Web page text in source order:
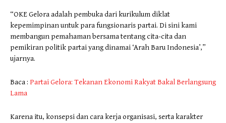
“OKE Gelora adalah pembuka dari kurikulum diklat
kepemimpinan untuk para fungsionaris partai. Di sini kami
membangun pemahaman bersama tentang cita-cita dan
pemikiran politik partai yang dinamai ‘Arah Baru Indonesia’,”
ujarnya.
Baca : Partai Gelora: Tekanan Ekonomi Rakyat Bakal Berlangsung
Lama
Karena itu, konsepsi dan cara kerja organisasi, serta karakter